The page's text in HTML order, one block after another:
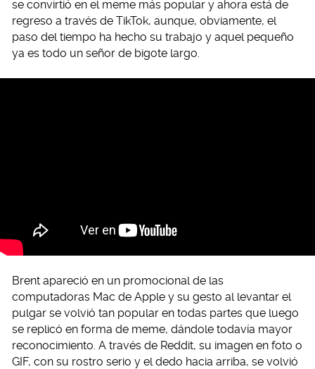
se convirtió en el meme más popular y ahora está de
regreso a través de TikTok, aunque, obviamente, el
paso del tiempo ha hecho su trabajo y aquel pequeño
ya es todo un señor de bigote largo.
Brent apareció en un promocional de las
computadoras Mac de Apple y su gesto al levantar el
pulgar se volvió tan popular en todas partes que luego
se replicó en forma de meme, dándole todavía mayor
reconocimiento. A través de Reddit, su imagen en foto o
GIF, con su rostro serio y el dedo hacia arriba, se volvió